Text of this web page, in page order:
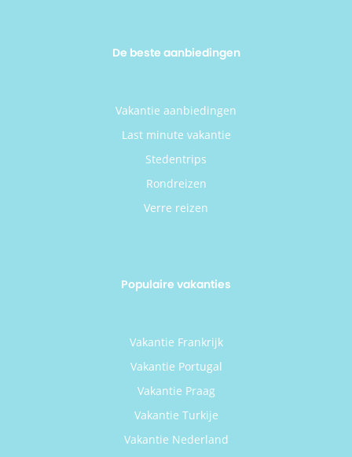
De beste aanbiedingen
Vakantie aanbiedingen
Last minute vakantie
Stedentrips
Rondreizen
Verre reizen
Populaire vakanties
Vakantie Frankrijk
Vakantie Portugal
Vakantie Praag
Vakantie Turkije
Vakantie Nederland